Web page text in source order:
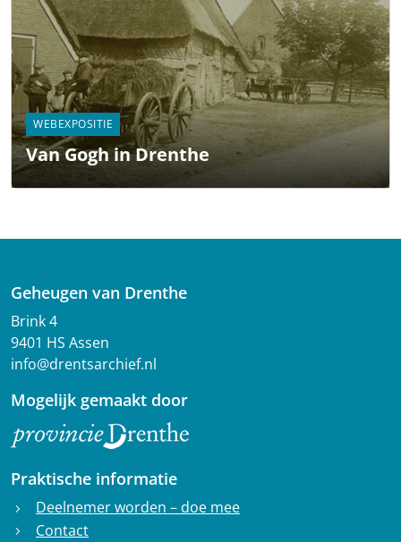
WEBEXPOSITIE
Van Gogh in Drenthe
Geheugen van Drenthe
Brink 4
9401 HS Assen
info@drentsarchief.nl
Mogelijk gemaakt door
Praktische informatie
chevron_right Deelnemer worden – doe mee
chevron_right Contact